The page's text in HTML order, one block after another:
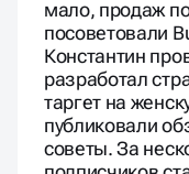
мало, продаж
посоветовали
Константин
разработал
таргет на
публиковали
советы. За